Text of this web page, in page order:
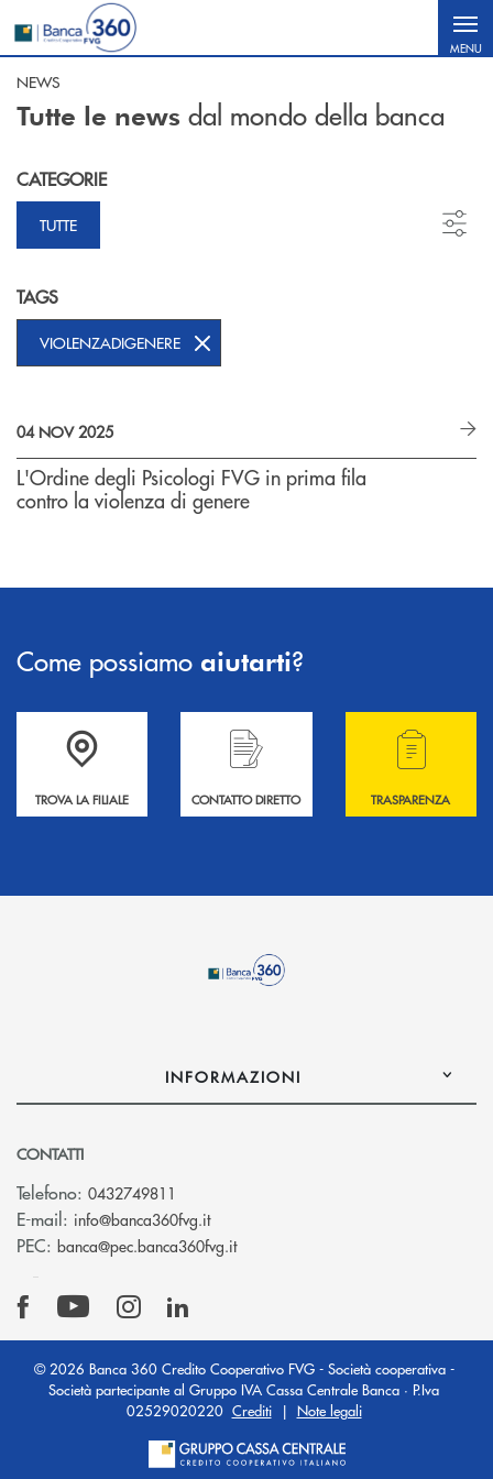
Salta al contenuto principale
MENU
NEWS
Tutte le news dal mondo della banca
CATEGORIE
TUTTE
TAGS
VIOLENZADIGENERE
04 NOV 2025
L'Ordine degli Psicologi FVG in prima fila
contro la violenza di genere
Come possiamo aiutarti?
Accedi all' elenco completo delle filiali .
TROVA LA FILIALE
Hai bisogno di informazioni? Contattaci !
CONTATTO DIRETTO
Hai bisogno di
TRASPARENZA
INFORMAZIONI
CONTATTI
Telefono: 0432749811
E-mail: info@banca360fvg.it(si apre l’app di posta elettronica)
PEC: banca@pec.banca360fvg.it(si apre l’app di posta elettronica)
© 2026 Banca 360 Credito Cooperativo FVG - Società cooperativa -
Società partecipante al Gruppo IVA Cassa Centrale Banca · P.Iva
02529020220 Crediti| Note legali